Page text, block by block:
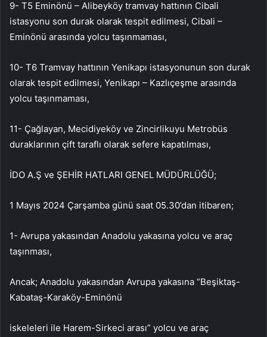
9- T5 Eminönü – Alibeyköy tramvay hattının Cibali
istasyonu son durak olarak tespit edilmesi, Cibali –
Eminönü arasında yolcu taşınmaması,
10- T6 Tramvay hattının Yenikapı istasyonunun son durak
olarak tespit edilmesi, Yenikapı – Kazlıçeşme arasında
yolcu taşınmaması,
11- Çağlayan, Mecidiyeköy ve Zincirlikuyu Metrobüs
duraklarının çift taraflı olarak sefere kapatılması,
İDO A.Ş ve ŞEHİR HATLARI GENEL MÜDÜRLÜĞÜ;
1 Mayıs 2024 Çarşamba günü saat 05.30’dan itibaren;
1- Avrupa yakasından Anadolu yakasına yolcu ve araç
taşınması,
Ancak; Anadolu yakasından Avrupa yakasına “Beşiktaş-
Kabataş-Karaköy-Eminönü
iskeleleri ile Harem-Sirkeci arası” yolcu ve araç